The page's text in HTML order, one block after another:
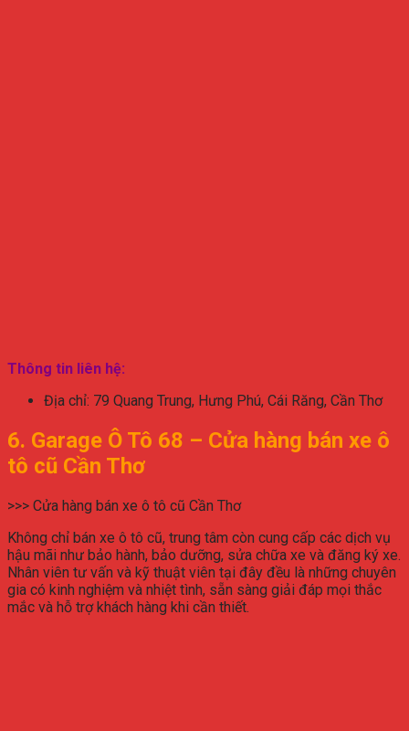
Thông tin liên hệ:
Địa chỉ: 79 Quang Trung, Hưng Phú, Cái Răng, Cần Thơ
6. Garage Ô Tô 68 – Cửa hàng bán xe ô
tô cũ Cần Thơ
>>> Cửa hàng bán xe ô tô cũ Cần Thơ
Không chỉ bán xe ô tô cũ, trung tâm còn cung cấp các dịch vụ
hậu mãi như bảo hành, bảo dưỡng, sửa chữa xe và đăng ký xe.
Nhân viên tư vấn và kỹ thuật viên tại đây đều là những chuyên
gia có kinh nghiệm và nhiệt tình, sẵn sàng giải đáp mọi thắc
mắc và hỗ trợ khách hàng khi cần thiết.